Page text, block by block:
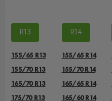
R13
155/65 R13
155/70 R13
165/70 R13
175/70 R13
R14
155/65 R14
155/70 R14
165/65 R14
165/60 R14